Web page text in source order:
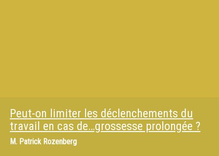
Peut-on limiter les déclenchements du
travail en cas de…grossesse prolongée ?
M. Patrick Rozenberg